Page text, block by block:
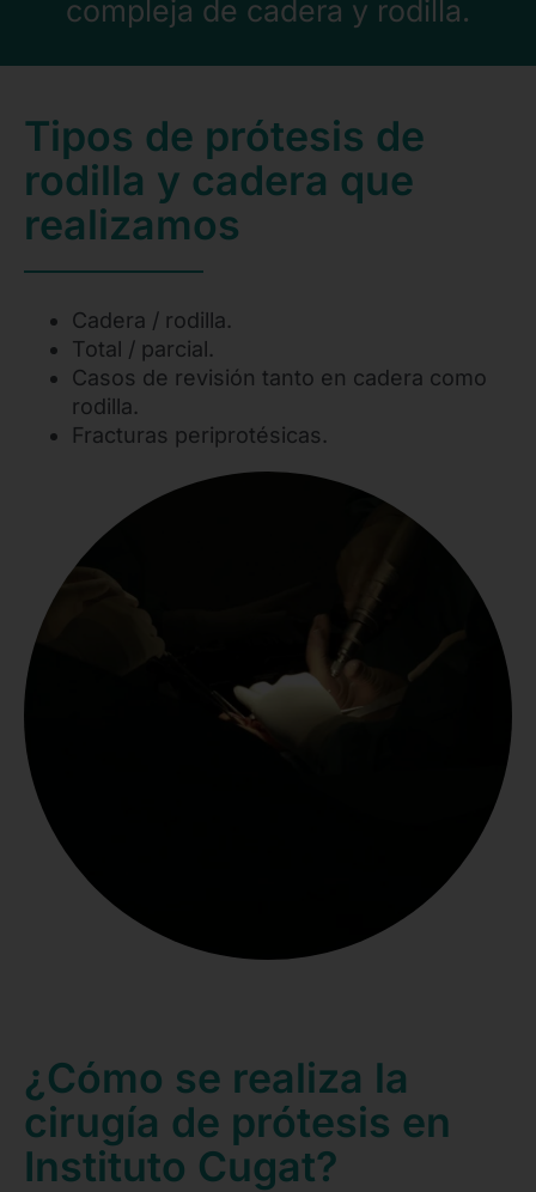
compleja de cadera y rodilla.
Tipos de prótesis de
rodilla y cadera que
realizamos
Cadera / rodilla.
Total / parcial.
Casos de revisión tanto en cadera como
rodilla.
Fracturas periprotésicas.
¿Cómo se realiza la
cirugía de prótesis en
Instituto Cugat?